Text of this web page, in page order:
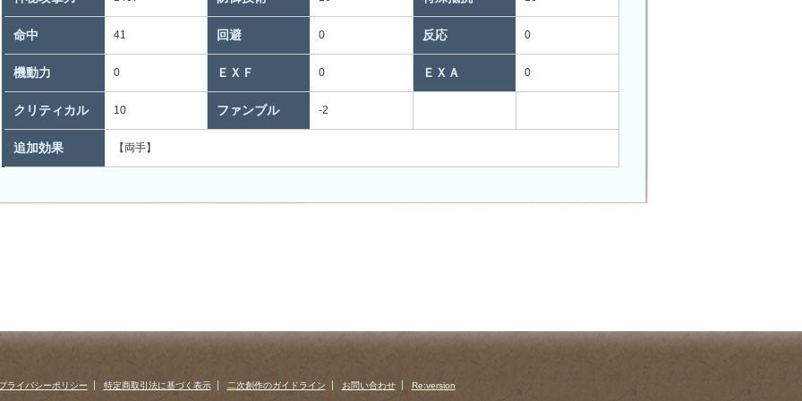
命中 41 回避 0 反応 0
機動力 0 ＥＸＦ 0 ＥＸＡ 0
クリティカル 10 ファンブル -2
追加効果 【両手】
ライバシーポリシー 特定商取引法に基づく表示 二次創作のガイドライン お問い合わせ Re:version